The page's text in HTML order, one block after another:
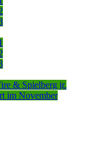
& Spielberg jr.
im November